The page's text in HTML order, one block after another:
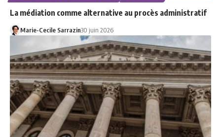
La médiation comme alternative au procès administratif
Marie-Cecile Sarrazin30 juin 2026